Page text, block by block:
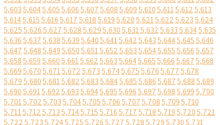
5,6035,6045,6055,6065,6075,6085,6095,6105,6115,6125,613
5,6145,6155,6165,6175,6185,6195,6205,6215,6225,6235,624
5,6255,6265,6275,6285,6295,6305,6315,6325,6335,6345,635
5,6365,6375,6385,6395,6405,6415,6425,6435,6445,6455,646
5,6475,6485,6495,6505,6515,6525,6535,6545,6555,6565,657
5,6585,6595,6605,6615,6625,6635,6645,6655,6665,6675,668
5,6695,6705,6715,6725,6735,6745,6755,6765,6775,678
5,6795,6805,6815,6825,6835,6845,6855,6865,6875,6885,689
5,6905,6915,6925,6935,6945,6955,6965,6975,6985,6995,700
5,7015,7025,7035,7045,7055,7065,7075,7085,7095,710
5,7115,7125,7135,7145,7155,7165,7175,7185,7195,7205,721
5,7225,7235,7245,7255,7265,7275,7285,7295,7305,731